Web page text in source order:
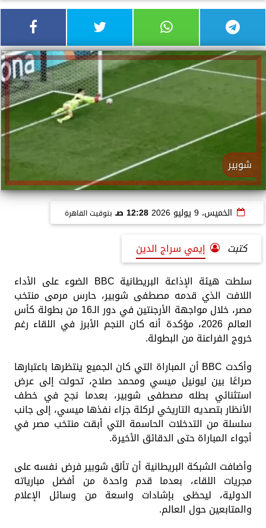
شوبير
الخميس، 9 يوليو 2026 12:28 صـ بتوقيت القاهرة
كتبت
إيمي سراج الدين
سلطت هيئة الإذاعة البريطانية BBC الضوء على الأداء
اللافت الذي قدمه مصطفى شوبير، حارس مرمى منتخب
مصر، خلال مواجهة الأرجنتين في دور الـ16 من بطولة كأس
العالم 2026، مؤكدة أنه كان النجم الأبرز في اللقاء رغم
خروج الفراعنة من البطولة.
وأكدت BBC أن المباراة التي كان الجميع ينتظرها باعتبارها
صراعًا بين ليونيل ميسي ومحمد صلاح، تحولت إلى عرض
استثنائي بطله مصطفى شوبير، بعدما نجح في خطف
الأنظار بتصديه التاريخي لركلة جزاء نفذها ميسي، إلى جانب
سلسلة من التدخلات الحاسمة التي أبقت منتخب مصر في
أجواء المباراة حتى الدقائق الأخيرة.
وأضافت الشبكة البريطانية أن تألق شوبير فرض نفسه على
مجريات اللقاء، بعدما قدم واحدة من أفضل مبارياته
الدولية، ليحظى بإشادات واسعة من وسائل الإعلام
والمتابعين حول العالم.